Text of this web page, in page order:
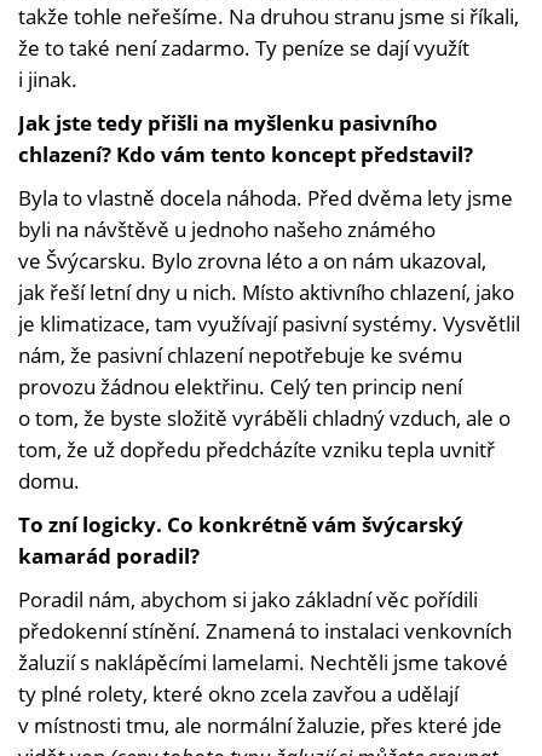
takže tohle neřešíme. Na druhou stranu jsme si říkali,
že to také není zadarmo. Ty peníze se dají využít
i jinak.
Jak jste tedy přišli na myšlenku pasivního
chlazení? Kdo vám tento koncept představil?
Byla to vlastně docela náhoda. Před dvěma lety jsme
byli na návštěvě u jednoho našeho známého
ve Švýcarsku. Bylo zrovna léto a on nám ukazoval,
jak řeší letní dny u nich. Místo aktivního chlazení, jako
je klimatizace, tam využívají pasivní systémy. Vysvětlil
nám, že pasivní chlazení nepotřebuje ke svému
provozu žádnou elektřinu. Celý ten princip není
o tom, že byste složitě vyráběli chladný vzduch, ale o
tom, že už dopředu předcházíte vzniku tepla uvnitř
domu.
To zní logicky. Co konkrétně vám švýcarský
kamarád poradil?
Poradil nám, abychom si jako základní věc pořídili
předokenní stínění. Znamená to instalaci venkovních
žaluzií s naklápěcími lamelami. Nechtěli jsme takové
ty plné rolety, které okno zcela zavřou a udělají
v místnosti tmu, ale normální žaluzie, přes které jde